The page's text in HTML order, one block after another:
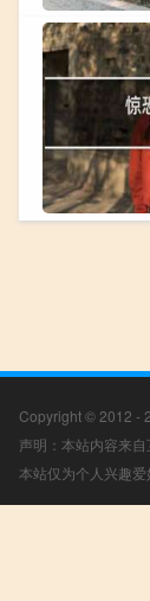
Copyright © 2012 -
声明：本站内容来
本站仅为个人兴趣